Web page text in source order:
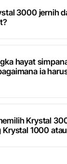
3000 jernih
hayat
ia
Krystal
Krystal 1000